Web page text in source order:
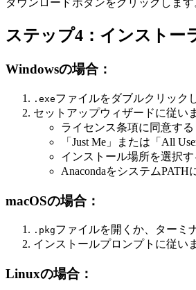
ダウンロードボタンをクリックしま
ステップ4：インストー
Windowsの場合：
.exeファイルをダブルクリック
セットアップウィザードに従い
ライセンス条項に同意する
「Just Me」または「All
インストール場所を選択す
Anacondaをシステム
macOSの場合：
.pkgファイルを開くか、ターミ
インストールプロンプトに従い
Linuxの場合：